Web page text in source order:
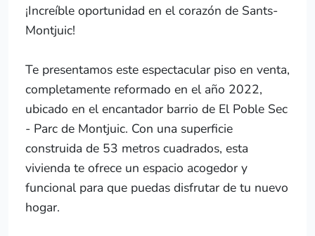
¡Increíble oportunidad en el corazón de Sants-
Montjuic!
Te presentamos este espectacular piso en venta,
completamente reformado en el año 2022,
ubicado en el encantador barrio de El Poble Sec
- Parc de Montjuic. Con una superficie
construida de 53 metros cuadrados, esta
vivienda te ofrece un espacio acogedor y
funcional para que puedas disfrutar de tu nuevo
hogar.